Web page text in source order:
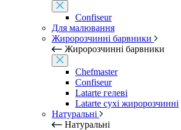
Confiseur
Для малювання
Жиророзчинні барвники
Жиророзчинні барвники
Chefmaster
Confiseur
Latarte гелеві
Latarte сухі жиророзчинні
Натуральні
Натуральні